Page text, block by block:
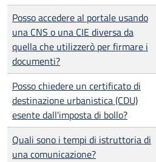
Posso accedere al portale usando
una CNS o una CIE diversa da
quella che utilizzerò per firmare i
documenti?
Posso chiedere un certificato di
destinazione urbanistica (CDU)
esente dall'imposta di bollo?
Quali sono i tempi di istruttoria di
una comunicazione?